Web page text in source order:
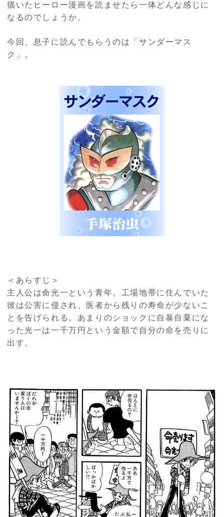
描いたヒーロー漫画を読ませたら一体どんな感じに
なるのでしょうか。
今回、息子に読んでもらうのは「サンダーマス
ク」。
＜あらすじ＞
主人公は命光一という青年。工場地帯に住んでいた
彼は公害に侵され、医者から残りの寿命が少ないこ
とを告げられる。あまりのショックに自暴自棄にな
った光一は一千万円という金額で自分の命を売りに
出す。